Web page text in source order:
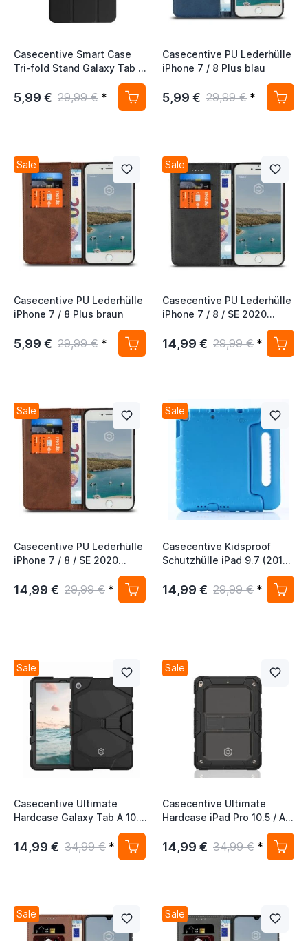
Casecentive Smart Case
Tri-fold Stand Galaxy Tab A
5,99 € 29,99 € *
Casecentive PU Lederhülle
iPhone 7 / 8 Plus blau
5,99 € 29,99 € *
Sale
Casecentive PU Lederhülle
iPhone 7 / 8 Plus braun
5,99 € 29,99 € *
Sale
Casecentive PU Lederhülle
iPhone 7 / 8 / SE 2020
14,99 € 29,99 € *
Sale
Casecentive PU Lederhülle
iPhone 7 / 8 / SE 2020
14,99 € 29,99 € *
Sale
Casecentive Kidsproof
Schutzhülle iPad 9.7 (2017
14,99 € 29,99 € *
Sale
Casecentive Ultimate
Hardcase Galaxy Tab A 10.1
14,99 € 34,99 € *
Sale
Casecentive Ultimate
Hardcase iPad Pro 10.5 / Air
14,99 € 34,99 € *
Sale Sale